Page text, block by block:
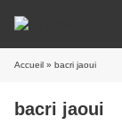
Accueil » bacri jaoui
bacri jaoui